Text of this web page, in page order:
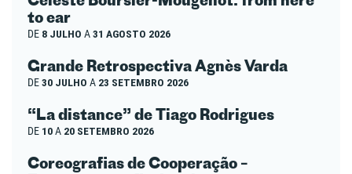
to ear
DE 8 JULHO A31 AGOSTO 2026
Grande Retrospectiva Agnès Varda
DE30 JULHO A 23 SETEMBRO 2026
“La distance” de Tiago Rodrigues
DE 10A 20 SETEMBRO 2026
Coreografias de Cooperação –